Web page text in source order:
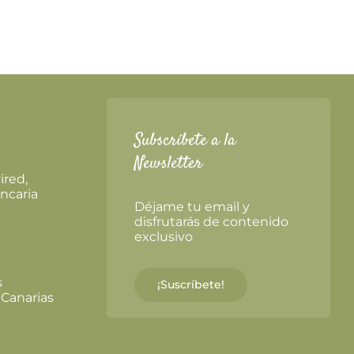
Subscríbete a la
Newsletter
Déjame tu email y
disfrutarás de contenido
exclusivo
¡Suscríbete!